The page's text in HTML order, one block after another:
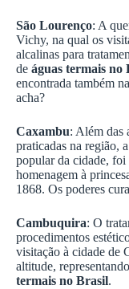
São Lourenço: A
Vichy, na qual os
alcalinas para
de águas termais no
encontrada também
acha?
Caxambu: Além das
praticadas na região,
popular da cidade, foi
homenagem à
1868. Os poderes
Cambuquira: O
procedimentos
visitação à cidade de
altitude,
termais no Brasil.